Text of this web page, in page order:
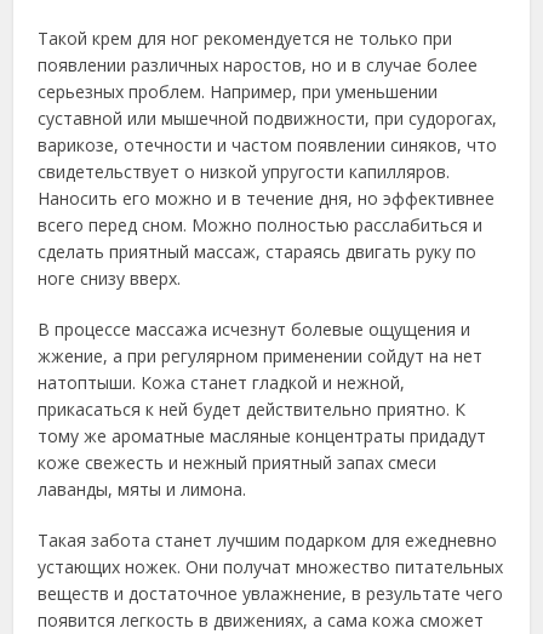
Такой крем для ног рекомендуется не только при
появлении различных наростов, но и в случае более
серьезных проблем. Например, при уменьшении
суставной или мышечной подвижности, при судорогах,
варикозе, отечности и частом появлении синяков, что
свидетельствует о низкой упругости капилляров.
Наносить его можно и в течение дня, но эффективнее
всего перед сном. Можно полностью расслабиться и
сделать приятный массаж, стараясь двигать руку по
ноге снизу вверх.
В процессе массажа исчезнут болевые ощущения и
жжение, а при регулярном применении сойдут на нет
натоптыши. Кожа станет гладкой и нежной,
прикасаться к ней будет действительно приятно. К
тому же ароматные масляные концентраты придадут
коже свежесть и нежный приятный запах смеси
лаванды, мяты и лимона.
Такая забота станет лучшим подарком для ежедневно
устающих ножек. Они получат множество питательных
веществ и достаточное увлажнение, в результате чего
появится легкость в движениях, а сама кожа сможет